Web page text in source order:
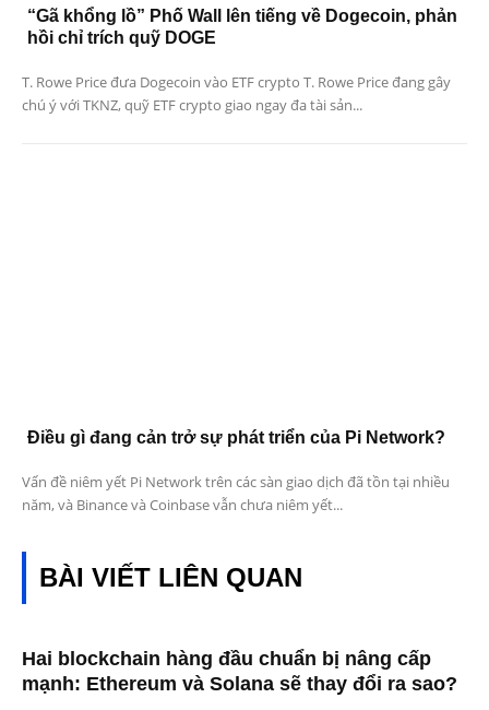
“Gã khổng lồ” Phố Wall lên tiếng về Dogecoin, phản
hồi chỉ trích quỹ DOGE
T. Rowe Price đưa Dogecoin vào ETF crypto T. Rowe Price đang gây
chú ý với TKNZ, quỹ ETF crypto giao ngay đa tài sản...
Điều gì đang cản trở sự phát triển của Pi Network?
Vấn đề niêm yết Pi Network trên các sàn giao dịch đã tồn tại nhiều
năm, và Binance và Coinbase vẫn chưa niêm yết...
BÀI VIẾT LIÊN QUAN
Hai blockchain hàng đầu chuẩn bị nâng cấp
mạnh: Ethereum và Solana sẽ thay đổi ra sao?